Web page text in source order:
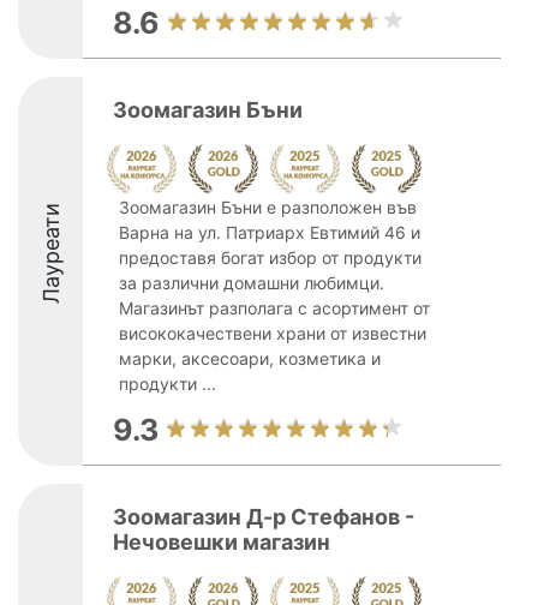
8.6
Лауреати
Зоомагазин Бъни
Зоомагазин Бъни е разположен във
Варна на ул. Патриарх Евтимий 46 и
предоставя богат избор от продукти
за различни домашни любимци.
Магазинът разполага с асортимент от
висококачествени храни от известни
марки, аксесоари, козметика и
продукти ...
9.3
Зоомагазин Д-р Стефанов -
Нечовешки магазин